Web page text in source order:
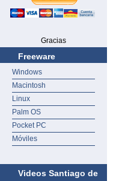
Gracias
Freeware
Windows
Macintosh
Linux
Palm OS
Pocket PC
Móviles
Videos Santiago de